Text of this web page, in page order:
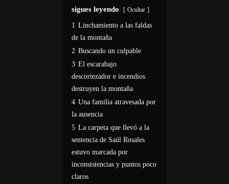
sigues leyendo
Ocultar
1 Linchamiento a las faldas
de la montaña
2 Buscando un culpable
3 El escarabajo
descortezador e incendios
destruyen la montaña
4 Una familia atravesada por
la ausencia
5 La carpeta que llevó a la
sentencia de Saúl Rosales
estuvo marcada por
inconsistencias y puntos poco
claros